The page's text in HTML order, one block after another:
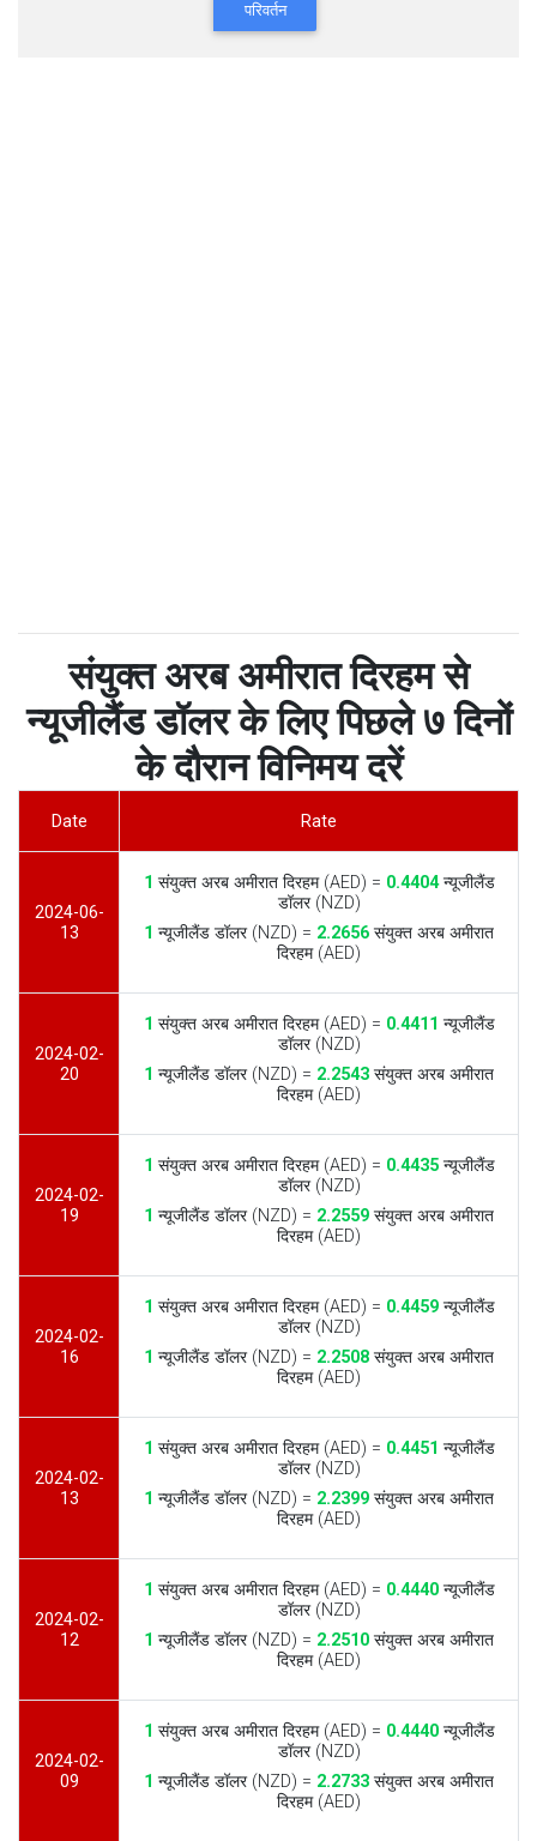
परिवर्तन
संयुक्त अरब अमीरात दिरहम से
न्यूजीलैंड डॉलर के लिए पिछले ७ दिनों
के दौरान विनिमय दरें
Date Rate
2024-06-
13
1 संयुक्त अरब अमीरात दिरहम (AED) = 0.4404न्यूजीलैंड
डॉलर (NZD)
1 न्यूजीलैंड डॉलर (NZD) = 2.2656 संयुक्त अरब अमीरात
दिरहम (AED)
2024-02-
20
1 संयुक्त अरब अमीरात दिरहम (AED) = 0.4411 न्यूजीलैंड
डॉलर (NZD)
1 न्यूजीलैंड डॉलर (NZD) = 2.2543 संयुक्त अरब अमीरात
दिरहम (AED)
2024-02-
19
1 संयुक्त अरब अमीरात दिरहम (AED) = 0.4435न्यूजीलैंड
डॉलर (NZD)
1 न्यूजीलैंड डॉलर (NZD) = 2.2559 संयुक्त अरब अमीरात
दिरहम (AED)
2024-02-
16
1 संयुक्त अरब अमीरात दिरहम (AED) = 0.4459न्यूजीलैंड
डॉलर (NZD)
1 न्यूजीलैंड डॉलर (NZD) = 2.2508 संयुक्त अरब अमीरात
दिरहम (AED)
2024-02-
13
1 संयुक्त अरब अमीरात दिरहम (AED) = 0.4451 न्यूजीलैंड
डॉलर (NZD)
1 न्यूजीलैंड डॉलर (NZD) = 2.2399 संयुक्त अरब अमीरात
दिरहम (AED)
2024-02-
12
1 संयुक्त अरब अमीरात दिरहम (AED) = 0.4440न्यूजीलैंड
डॉलर (NZD)
1 न्यूजीलैंड डॉलर (NZD) = 2.2510 संयुक्त अरब अमीरात
दिरहम (AED)
2024-02-
09
1 संयुक्त अरब अमीरात दिरहम (AED) = 0.4440न्यूजीलैंड
डॉलर (NZD)
1 न्यूजीलैंड डॉलर (NZD) = 2.2733 संयुक्त अरब अमीरात
दिरहम (AED)